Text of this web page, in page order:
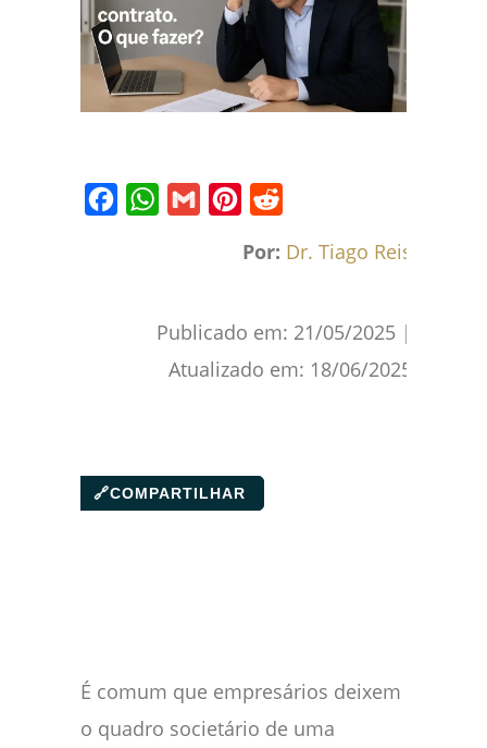
Por: Dr. Tiago Reis
Publicado em: 21/05/2025 |
Atualizado em: 18/06/2025
🔗COMPARTILHAR
É comum que empresários deixem
o quadro societário de uma